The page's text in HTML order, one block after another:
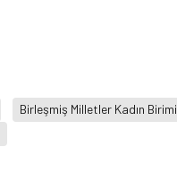
Birleşmiş Milletler Kadın Birimi